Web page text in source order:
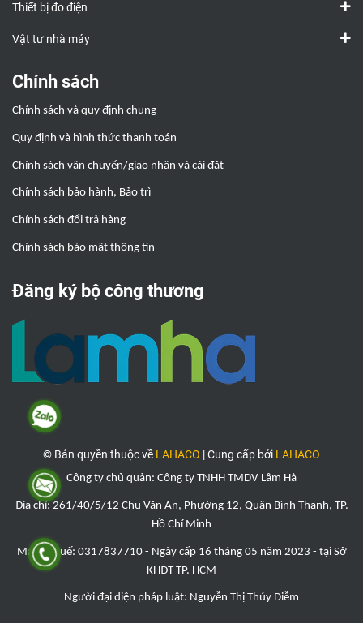
Thiết bị đo điện
Vật tư nhà máy
Chính sách
Chính sách và quy định chung
Quy định và hình thức thanh toán
Chính sách vận chuyển/giao nhận và cài đặt
Chính sách bảo hành, Bảo trì
Chính sách đổi trả hàng
Chính sách bảo mật thông tin
Đăng ký bộ công thương
© Bản quyền thuộc về LAHACO |Cung cấp bởi LAHACO
Công ty chủ quản: Công ty TNHH TMDV Lâm Hà
Địa chỉ: 261/40/5/12 Chu Văn An, Phường 12, Quận Bình Thạnh, TP.
Hồ Chí Minh
Mã số thuế: 0317837710 - Ngày cấp 16 tháng 05 năm 2023 - tại Sở
KHĐT TP. HCM
Người đại diện pháp luật: Nguyễn Thị Thúy Diễm